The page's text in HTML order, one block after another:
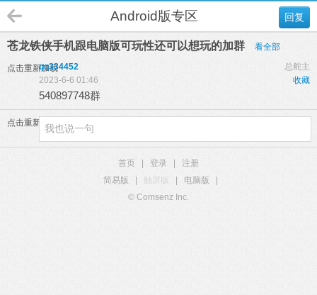
回复
Android版专区
苍龙铁侠手机跟电脑版可玩性还可以想玩的加群 看全部
点击重新加载 总舵主
qq334452
收藏
2023-6-6 01:46
540897748群
点击重新加载
首页 登录
注册
简易版
触屏版 电脑版
© Comsenz Inc.